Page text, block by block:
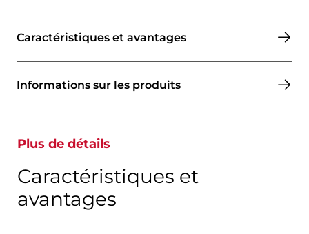
Caractéristiques et avantages
Informations sur les produits
Plus de détails
Caractéristiques et
avantages